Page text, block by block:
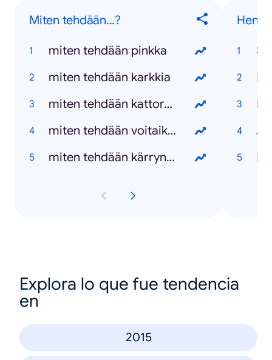
Miten tehdään...?
miten tehdään pinkka
miten tehdään karkkia
miten tehdään kattoremontti
miten tehdään voitaikina
miten tehdään kärrynpyörä
Explora lo que fue tendencia
en
2015